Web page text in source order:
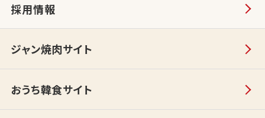
採用情報
ジャン焼肉サイト
おうち韓食サイト